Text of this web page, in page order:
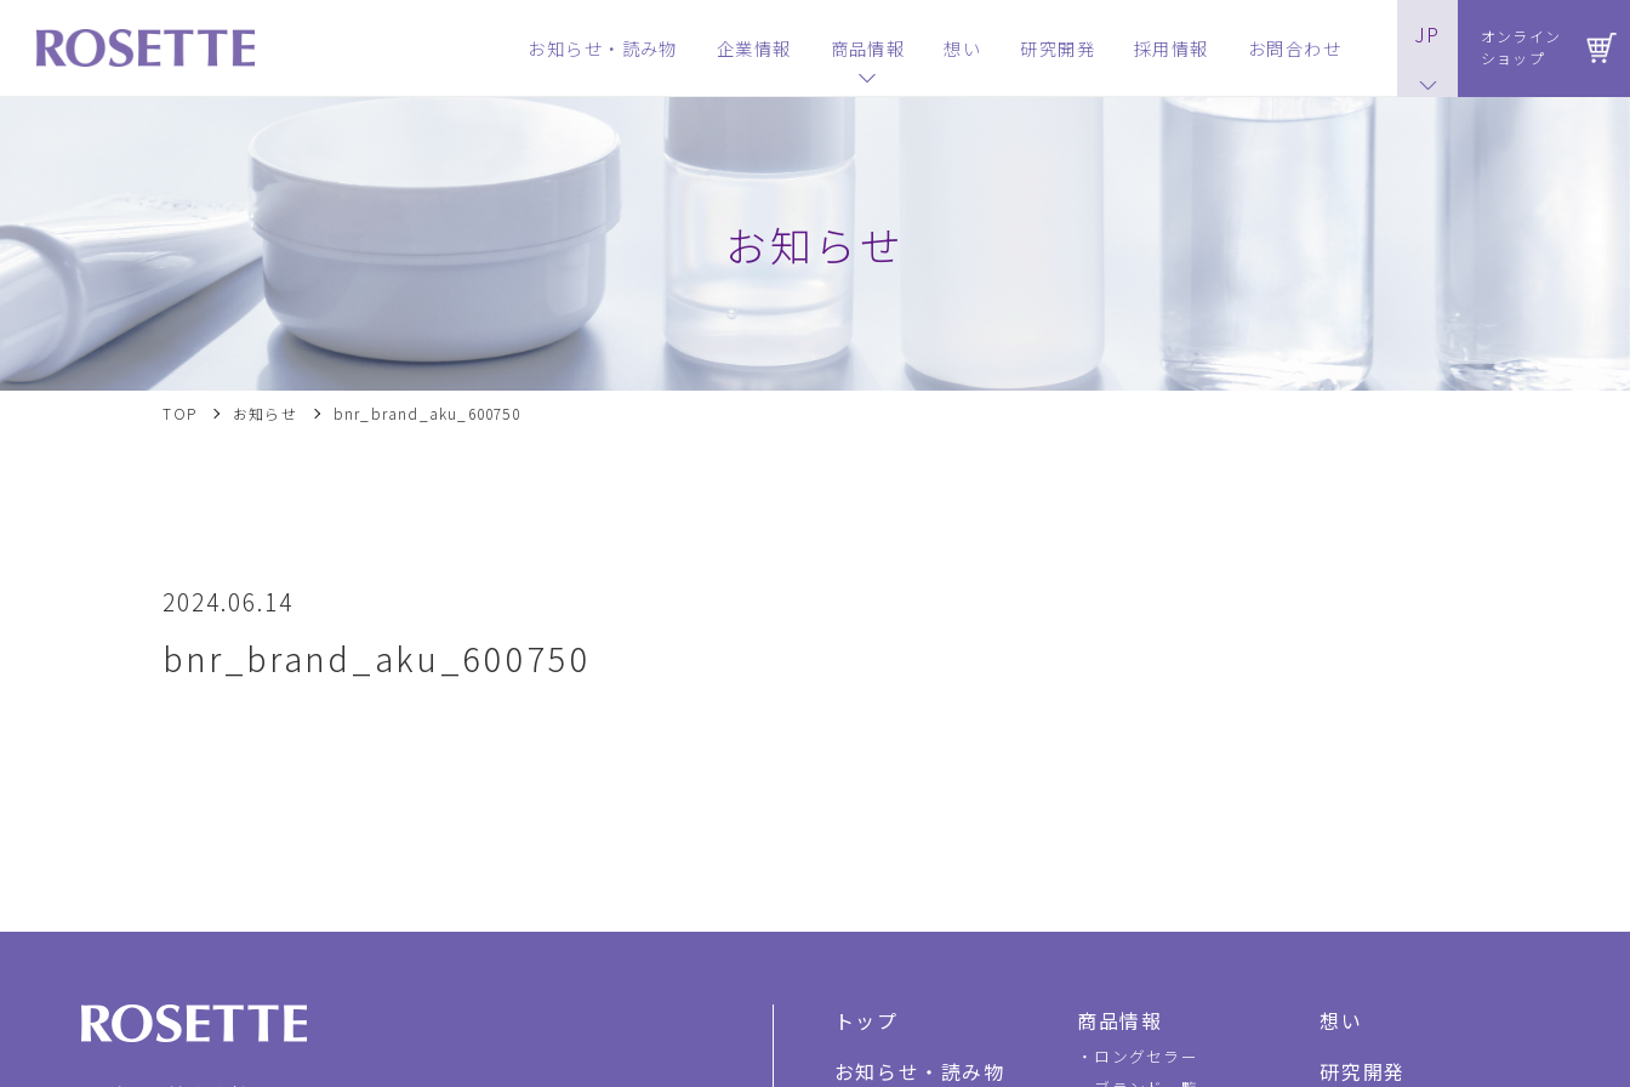
お知らせ・読み物 企業情報 商品情報 想い 研究開発 採用情報 お問合わせ JP
オンライン
ショップ
お知らせ
TOP お知らせ bnr_brand_aku_600750
2024.06.14
bnr_brand_aku_600750
トップ
お知らせ・読み物
商品情報
ロングセラー
想い
研究開発